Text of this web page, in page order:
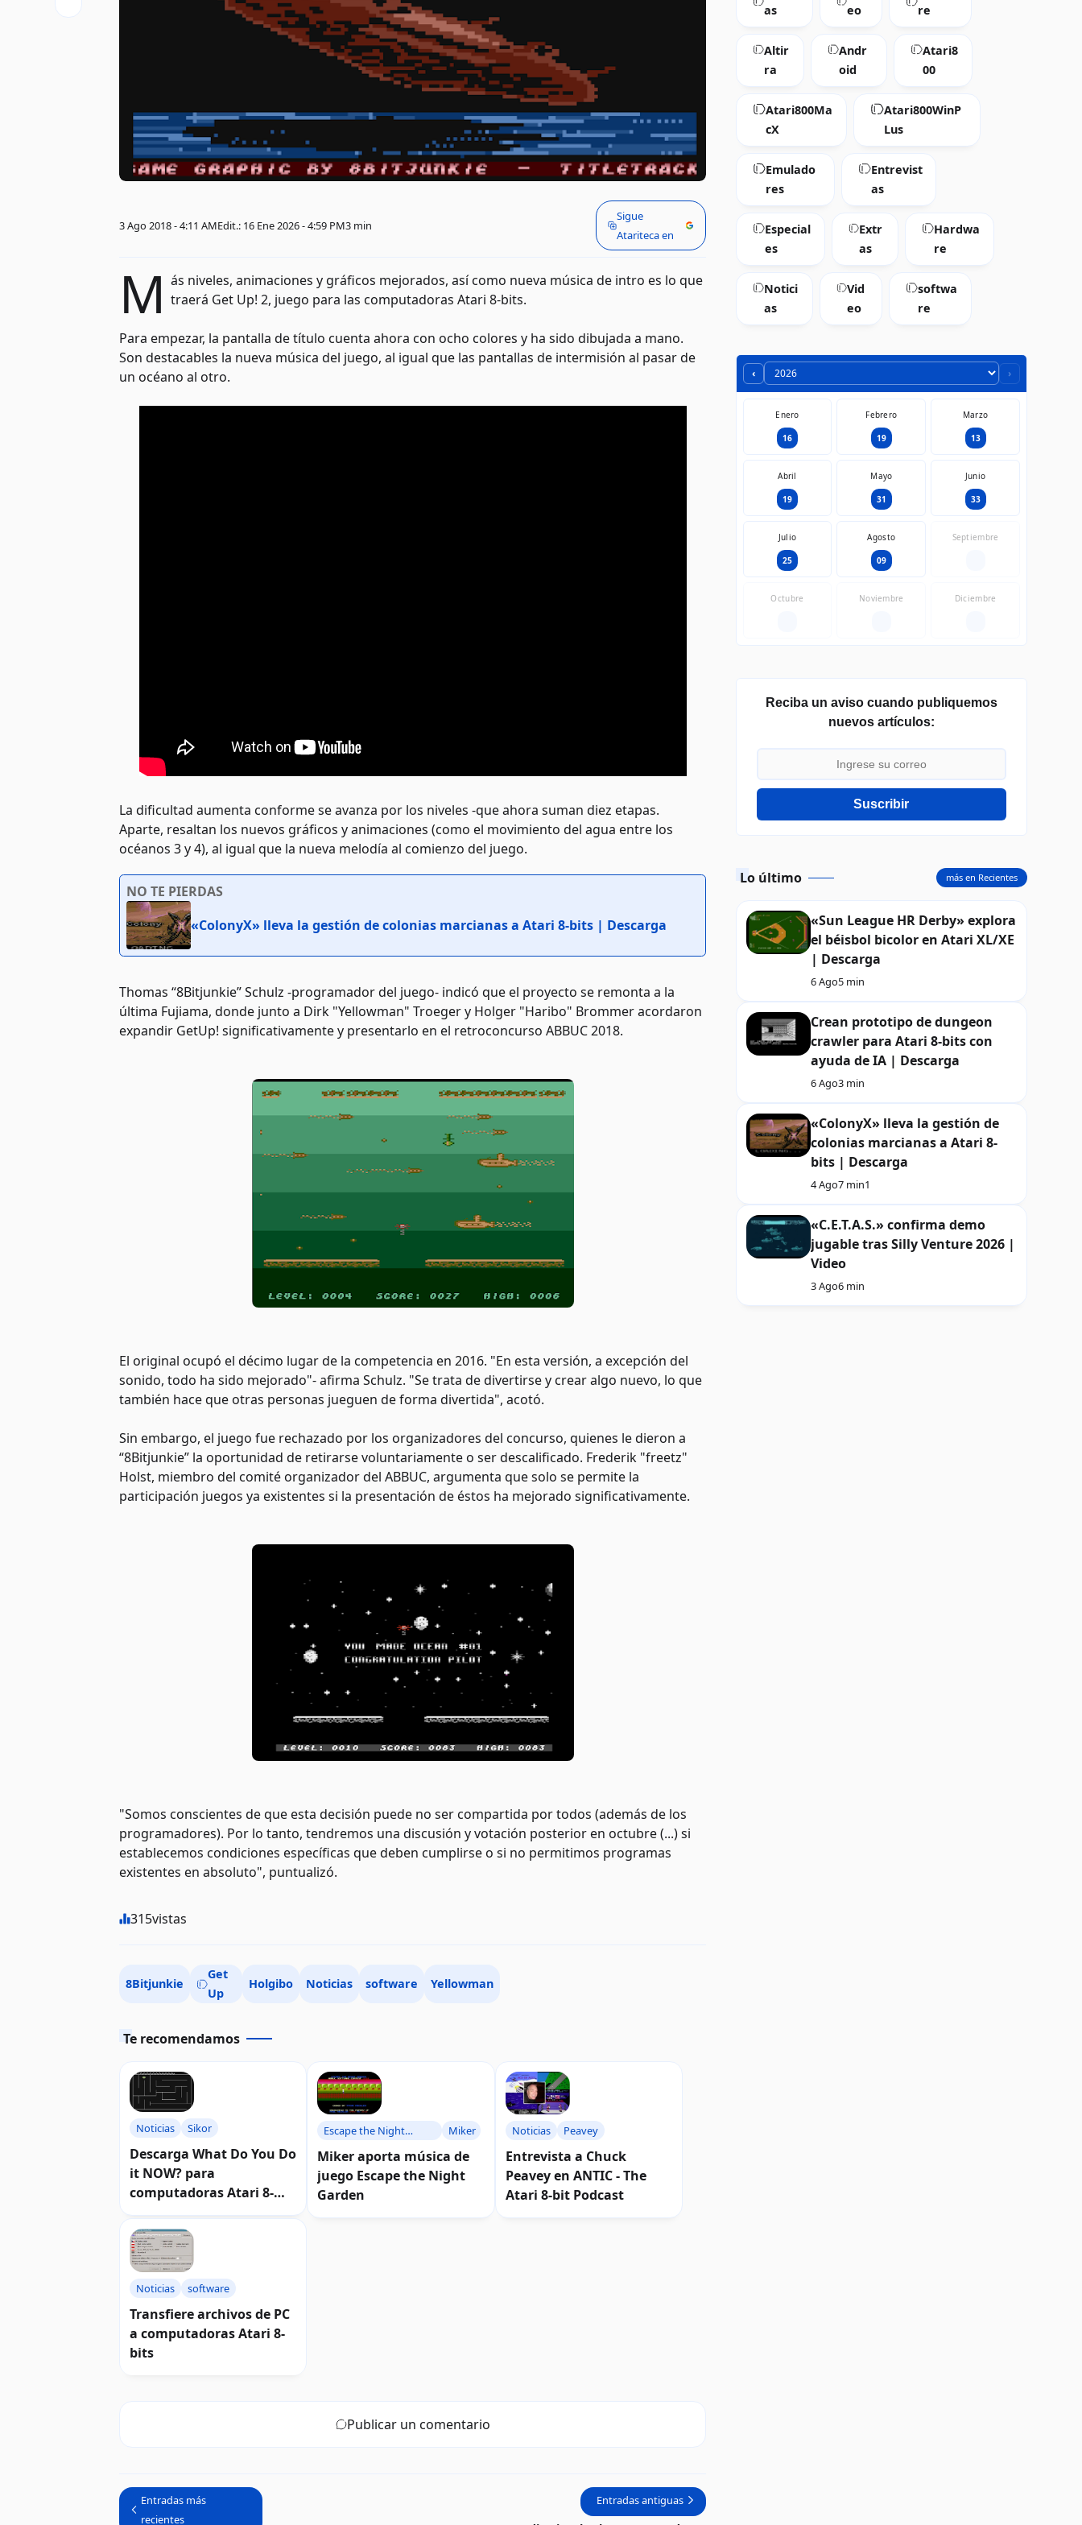
3 Ago 2018 - 4:11 AMEdit.: 16 Ene 2026 - 4:59 PM3 min
Sigue
Atariteca en
M ás niveles, animaciones y gráficos mejorados, así como nueva música de intro es lo que
traerá Get Up! 2, juego para las computadoras Atari 8-bits.
Para empezar, la pantalla de título cuenta ahora con ocho colores y ha sido dibujada a mano.
Son destacables la nueva música del juego, al igual que las pantallas de intermisión al pasar de
un océano al otro.
La dificultad aumenta conforme se avanza por los niveles -que ahora suman diez etapas.
Aparte, resaltan los nuevos gráficos y animaciones (como el movimiento del agua entre los
océanos 3 y 4), al igual que la nueva melodía al comienzo del juego.
NO TE PIERDAS
«ColonyX» lleva la gestión de colonias marcianas a Atari 8-bits | Descarga
Thomas “8Bitjunkie” Schulz -programador del juego- indicó que el proyecto se remonta a la
última Fujiama, donde junto a Dirk "Yellowman" Troeger y Holger "Haribo" Brommer acordaron
expandir GetUp! significativamente y presentarlo en el retroconcurso ABBUC 2018.
El original ocupó el décimo lugar de la competencia en 2016. "En esta versión, a excepción del
sonido, todo ha sido mejorado"- afirma Schulz. "Se trata de divertirse y crear algo nuevo, lo que
también hace que otras personas jueguen de forma divertida", acotó.
Sin embargo, el juego fue rechazado por los organizadores del concurso, quienes le dieron a
“8Bitjunkie” la oportunidad de retirarse voluntariamente o ser descalificado. Frederik "freetz"
Holst, miembro del comité organizador del ABBUC, argumenta que solo se permite la
participación juegos ya existentes si la presentación de éstos ha mejorado significativamente.
"Somos conscientes de que esta decisión puede no ser compartida por todos (además de los
programadores). Por lo tanto, tendremos una discusión y votación posterior en octubre (...) si
establecemos condiciones específicas que deben cumplirse o si no permitimos programas
existentes en absoluto", puntualizó.
315vistas
8Bitjunkie
Get
Up
Holgibo Noticias software Yellowman
Te recomendamos
Noticias Sikor
Descarga What Do You Do
it NOW? para
computadoras Atari 8-
Escape the Night
Garden
Miker
Miker aporta música de
juego Escape the Night
Garden
Noticias Peavey
Entrevista a Chuck
Peavey en ANTIC - The
Atari 8-bit Podcast
Noticias software
Transfiere archivos de PC
a computadoras Atari 8-
bits
Publicar un comentario
Entradas más
recientes
Entradas antiguas
as
eo
re
Altir
ra
Andr
oid
Atari8
00
Atari800Ma
cX
Atari800WinP
Lus
Emulado
res
Entrevist
as
Especial
es
Extr
as
Hardwa
re
Notici
as
Vid
eo
softwa
re
‹ ›
Enero
16
Febrero
19
Marzo
13
Abril
19
Mayo
31
Junio
33
Julio
25
Agosto
09
Septiembre
Octubre Noviembre Diciembre
Reciba un aviso cuando publiquemos
nuevos artículos:
Suscribir
Lo último
«Sun League HR Derby» explora
el béisbol bicolor en Atari XL/XE
| Descarga
6 Ago5 min
Crean prototipo de dungeon
crawler para Atari 8-bits con
ayuda de IA | Descarga
6 Ago3 min
«ColonyX» lleva la gestión de
colonias marcianas a Atari 8-
bits | Descarga
4 Ago7 min1
«C.E.T.A.S.» confirma demo
jugable tras Silly Venture 2026 |
Video
3 Ago6 min
más en Recientes